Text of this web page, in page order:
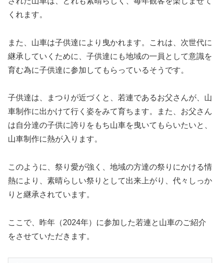
くれます。
また、山車は子供達により曳かれます。これは、次世代に
継承していくために、子供達にも地域の一員として意識を
育む為に子供達に参加してもらっているそうです。
子供達は、まつりが近づくと、若連であるお父さんが、山
車制作に出かけて行く姿をみて育ちます。また、お父さん
は自分達の子供に誇りをもち山車を曳いてもらいたいと、
山車制作に熱が入ります。
このように、祭り愛が強く、地域の方達の祭りにかける情
熱により、素晴らしい祭りとして出来上がり、代々しっか
りと継承されています。
ここで、昨年（2024年）に参加した若連と山車のご紹介
をさせていただきます。